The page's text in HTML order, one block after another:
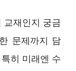
교재인지 궁금
문제까지 담
히 미래엔 수